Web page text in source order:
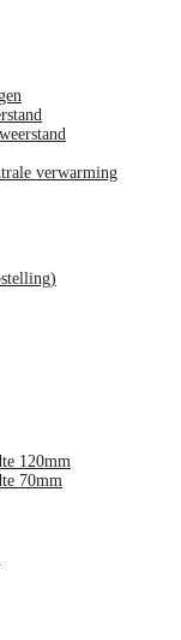
verwarming
120mm
70mm